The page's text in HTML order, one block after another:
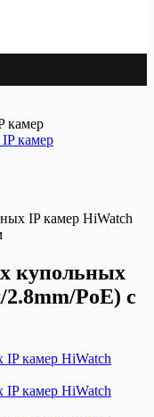
камер
камер
IP камер HiWatch
купольных
PoE) с